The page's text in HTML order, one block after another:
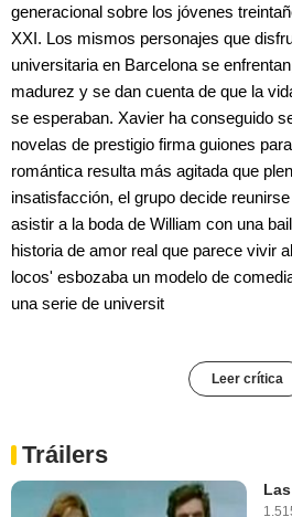
generacional sobre los jóvenes
XXI. Los mismos personajes que
universitaria en Barcelona se
madurez y se dan cuenta de que la
se esperaban. Xavier ha conseguido
novelas de prestigio firma guiones
romántica resulta más agitada que
insatisfacción, el grupo decide
asistir a la boda de William con una
historia de amor real que parece vivir
locos' esbozaba un modelo de
una serie de universit
Leer crítica
Tráilers